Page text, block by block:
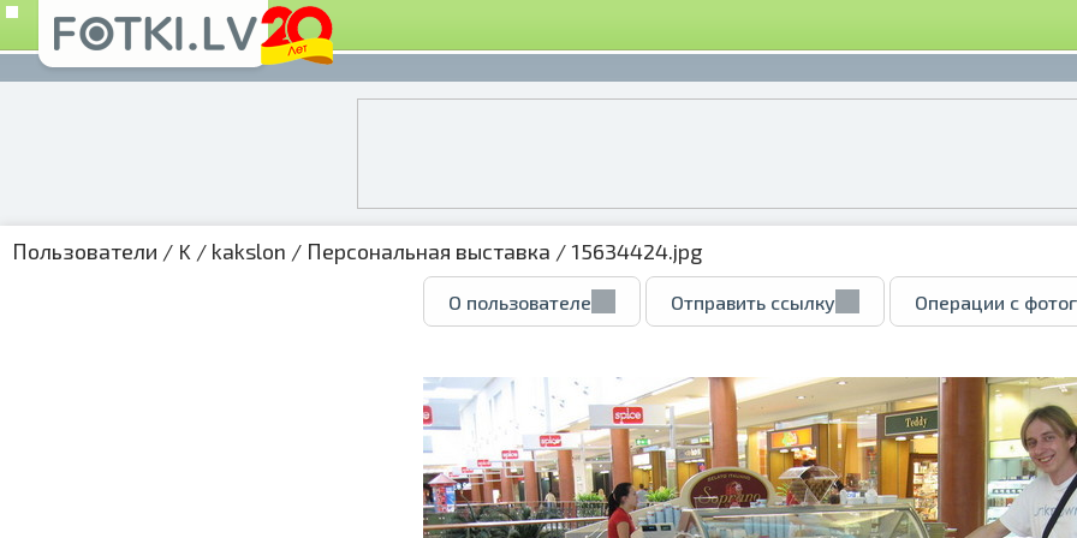
Пользователи / K / kakslon / Персональная выставка / 15634424.jpg
О пользователе Отправить ссылку Операции с